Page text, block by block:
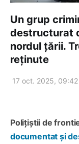
Un grup
destructurat
nordul țării.
reținute
17 oct. 2025, 09:42
Polițiștii de
documentat și